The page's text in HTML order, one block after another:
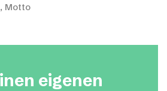
, Motto
eigenen